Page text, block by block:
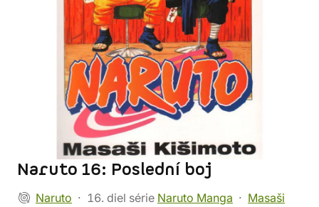
Naruto 16: Poslední boj
Naruto 16. diel série Naruto Manga
Masaši